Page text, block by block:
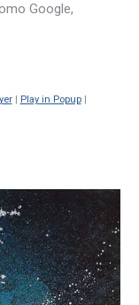
Google,
| Play in Popup|